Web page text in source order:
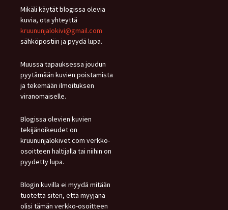
Mikäli käytät blogissa olevia
kuvia, ota yhteyttä
kruununjalokivi@gmail.com
sähköpostiin ja pyydä lupa.
Muussa tapauksessa joudun
pyytämään kuvien poistamista
ja tekemään ilmoituksen
viranomaiselle.
Blogissa olevien kuvien
tekijänoikeudet on
kruununjalokivet.com verkko-
osoitteen haltijalla tai niihin on
pyydetty lupa.
Blogin kuvilla ei myydä mitään
tuotetta siten, että myyjänä
olisi tämän verkko-osoitteen